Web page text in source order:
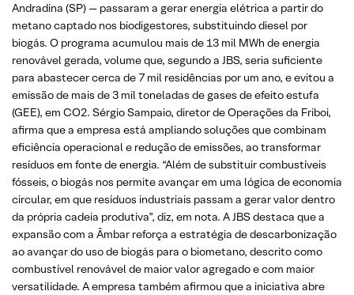
Andradina (SP) — passaram a gerar energia elétrica a partir do
metano captado nos biodigestores, substituindo diesel por
biogás. O programa acumulou mais de 13 mil MWh de energia
renovável gerada, volume que, segundo a JBS, seria suficiente
para abastecer cerca de 7 mil residências por um ano, e evitou a
emissão de mais de 3 mil toneladas de gases de efeito estufa
(GEE), em CO2. Sérgio Sampaio, diretor de Operações da Friboi,
afirma que a empresa está ampliando soluções que combinam
eficiência operacional e redução de emissões, ao transformar
resíduos em fonte de energia. “Além de substituir combustíveis
fósseis, o biogás nos permite avançar em uma lógica de economia
circular, em que resíduos industriais passam a gerar valor dentro
da própria cadeia produtiva”, diz, em nota. A JBS destaca que a
expansão com a Âmbar reforça a estratégia de descarbonização
ao avançar do uso de biogás para o biometano, descrito como
combustível renovável de maior valor agregado e com maior
versatilidade. A empresa também afirmou que a iniciativa abre